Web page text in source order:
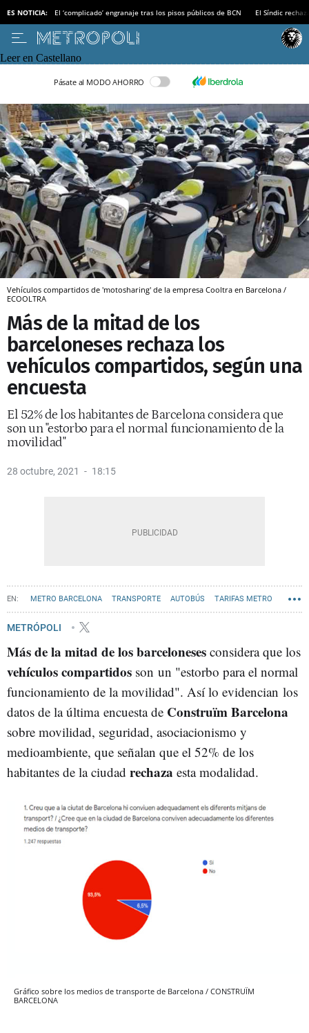
ES NOTICIA: El ‘complicado’ engranaje tras los pisos públicos de BCN El Síndic
Leer en Castellano
Pásate al MODO AHORRO
Vehículos compartidos de 'motosharing' de la empresa Cooltra en Barcelona /
ECOOLTRA
Más de la mitad de los
barceloneses rechaza los
vehículos compartidos, según una
encuesta
El 52% de los habitantes de Barcelona considera que
son un "estorbo para el normal funcionamiento de la
movilidad"
28 octubre, 2021 18:15
METRO BARCELONA TRANSPORTE AUTOBÚS TARIFAS METRO
GRAN BARCELONA
METRÓPOLI
Más de la mitad de los barceloneses considera que los
vehículos compartidos son un "estorbo para el normal
funcionamiento de la movilidad". Así lo evidencian los
datos de la última encuesta de Construïm Barcelona
sobre movilidad, seguridad, asociacionismo y
medioambiente, que señalan que el 52% de los
habitantes de la ciudad rechaza esta modalidad.
Gráfico sobre los medios de transporte de Barcelona / CONSTRUÏM
BARCELONA